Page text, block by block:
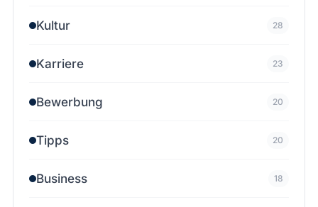
Kultur 28
Karriere 23
Bewerbung 20
Tipps 20
Business 18